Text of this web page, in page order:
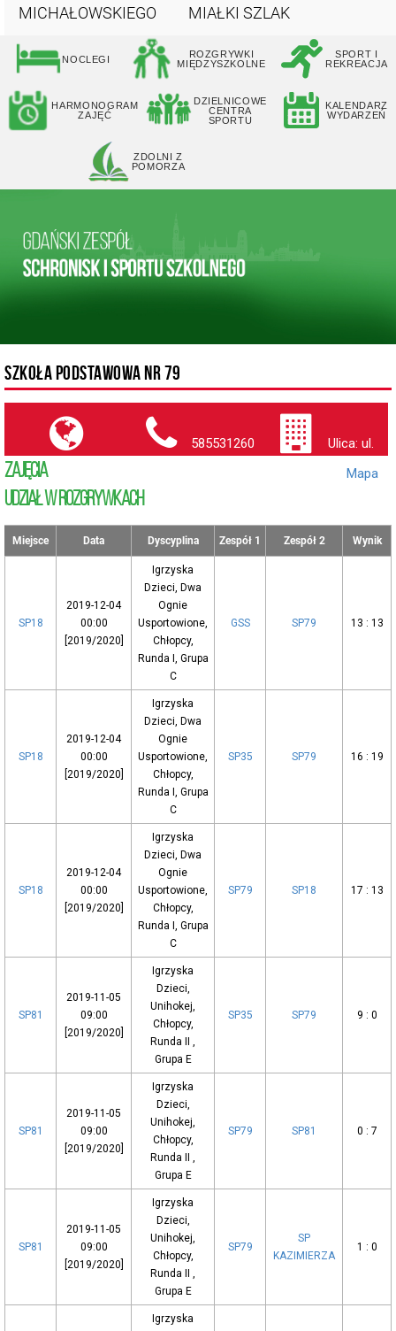
MICHAŁOWSKIEGO MIAŁKI SZLAK
NOCLEGI
ROZGRYWKI
MIĘDZYSZKOLNE
SPORT I
REKREACJA
HARMONOGRAM
ZAJĘĆ
DZIELNICOWE
CENTRA
SPORTU
KALENDARZ
WYDARZEŃ
ZDOLNI Z
POMORZA
SZKOŁA PODSTAWOWA NR 79
585531260
Ulica: ul.
Mapa)
ZAJĘCIA
UDZIAŁ W ROZGRYWKACH
Miejsce Data Dyscyplina Zespół 1 Zespół 2 Wynik
SP18
2019-12-04
00:00
[2019/2020]
Igrzyska
Dzieci, Dwa
Ognie
Usportowione,
Chłopcy,
Runda I, Grupa
C
GSS SP79 13 : 13
SP18
2019-12-04
00:00
[2019/2020]
Igrzyska
Dzieci, Dwa
Ognie
Usportowione,
Chłopcy,
Runda I, Grupa
C
SP35 SP79 16 : 19
SP18
2019-12-04
00:00
[2019/2020]
Igrzyska
Dzieci, Dwa
Ognie
Usportowione,
Chłopcy,
Runda I, Grupa
C
SP79 SP18 17 : 13
SP81
2019-11-05
09:00
[2019/2020]
Igrzyska
Dzieci,
Unihokej,
Chłopcy,
Runda II ,
Grupa E
SP35 SP79 9 : 0
SP81
2019-11-05
09:00
[2019/2020]
Igrzyska
Dzieci,
Unihokej,
Chłopcy,
Runda II ,
Grupa E
SP79 SP81 0 : 7
SP81
2019-11-05
09:00
[2019/2020]
Igrzyska
Dzieci,
Unihokej,
Chłopcy,
Runda II ,
Grupa E
SP79
SP
KAZIMIERZA
1 : 0
Igrzyska